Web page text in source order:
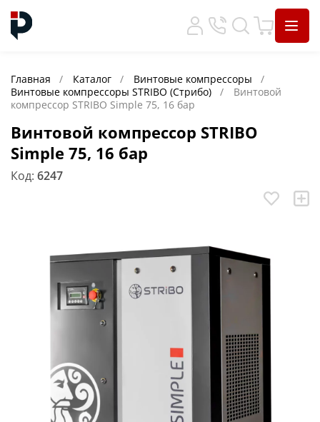
Главная Каталог
Винтовые компрессоры
Винтовые компрессоры STRIBO (Стрибо)
Винтовой
компрессор STRIBO Simple 75, 16 бар
Винтовой компрессор STRIBO
Simple 75, 16 бар
Код: 6247